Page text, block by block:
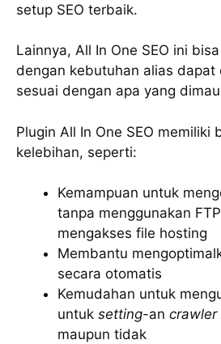
setup SEO terbaik.
Lainnya, All In One SEO ini
dengan kebutuhan alias dapat
sesuai dengan apa yang
Plugin All In One SEO memiliki
kelebihan, seperti:
Kemampuan untuk
tanpa menggunakan
mengakses file hosting
Membantu
secara otomatis
Kemudahan untuk
untuk setting-an crawler
maupun tidak